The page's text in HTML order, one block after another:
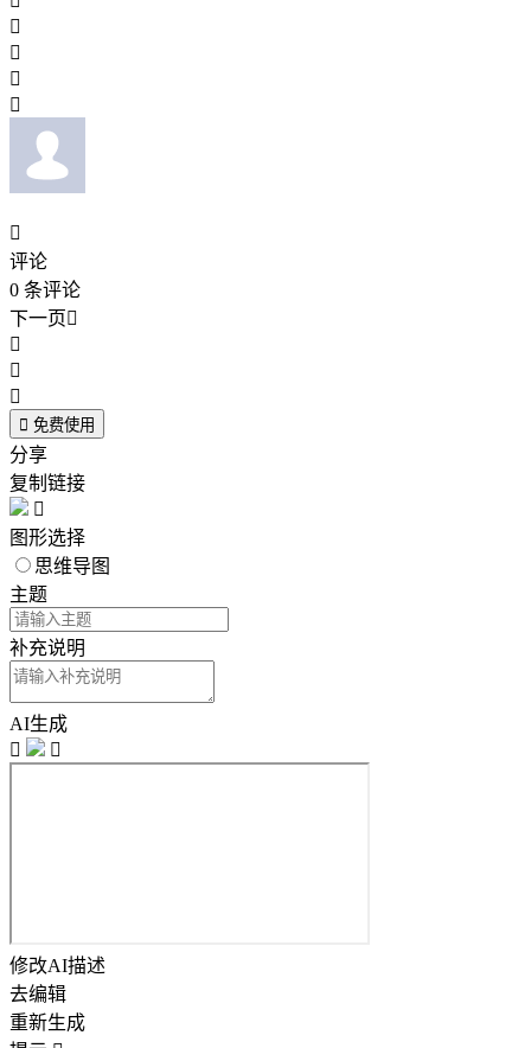





评论
0 条评论
下一页



 免费使用
分享
复制链接

图形选择
思维导图
主题
补充说明
AI生成


修改AI描述
去编辑
重新生成